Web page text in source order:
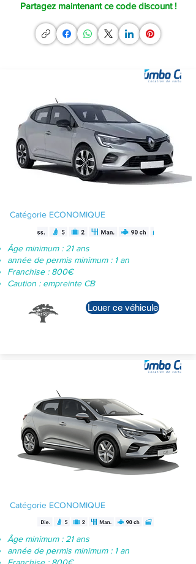
Partagez maintenant ce code discount !
Catégorie ECONOMIQUE
Renault Clio -
Âge minimum : 21 ans
année de permis minimum : 1 an
Franchise : 800€
Caution : empreinte CB
Louer ce véhicule
Catégorie ECONOMIQUE
Âge minimum : 21 ans
année de permis minimum : 1 an